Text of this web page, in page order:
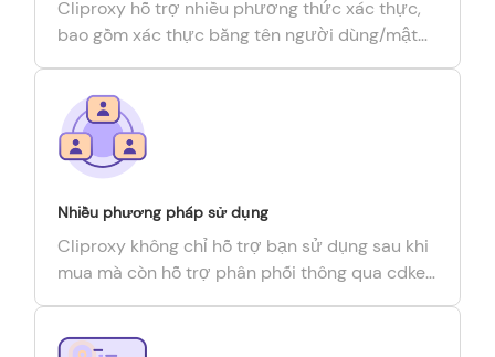
Cliproxy hỗ trợ nhiều phương thức xác thực,
bao gồm xác thực bằng tên người dùng/mật
Nhiều phương pháp sử dụng
Cliproxy không chỉ hỗ trợ bạn sử dụng sau khi
mua mà còn hỗ trợ phân phối thông qua cdkey